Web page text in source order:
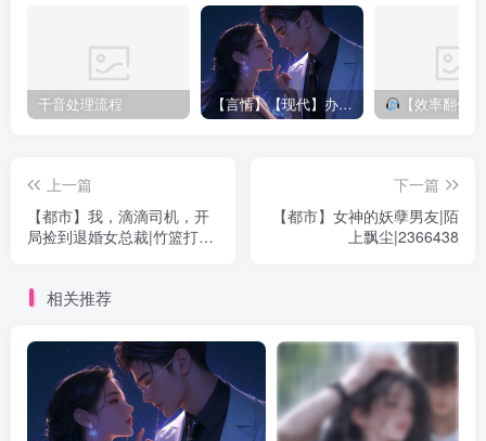
天龙共和国实行的是共和制，经济并不是很发达，但是其良
好的社会制度吸引了很多爱好和平的人，虽然其军队装备并
不是很好，但是强大的群众基础，使其他两个国家并不敢轻
利亚美帝国和嘉隆帝国实行的是帝国制，这里是富人的天
堂，只要你有钱，在这里你就是大爷，或者你有强大的力
交易在这里不断的进行着。
联合国位于三个国家的当中，有着最强大的军队，有着不可
抗拒的人物的存在。世界１０大高手这里就占据着四位。
世界十大高手排行榜：
干音处理流程 【言情】【现代】办公室潜规则|姚公子|250660 【效率翻倍！Reaper半自动对轨神器
上一篇
【都市】我，滴滴司机，开
局捡到退婚女总裁|竹篮打
下一篇
【都市】女神的妖孽男友|陌
上飘尘|2366438
相关推荐